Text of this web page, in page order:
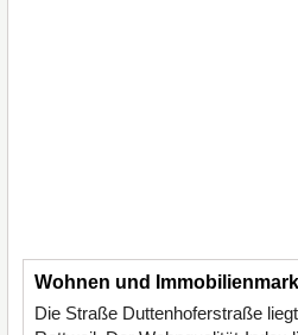
Wohnen und
Die Straße Duttenhoferstraße